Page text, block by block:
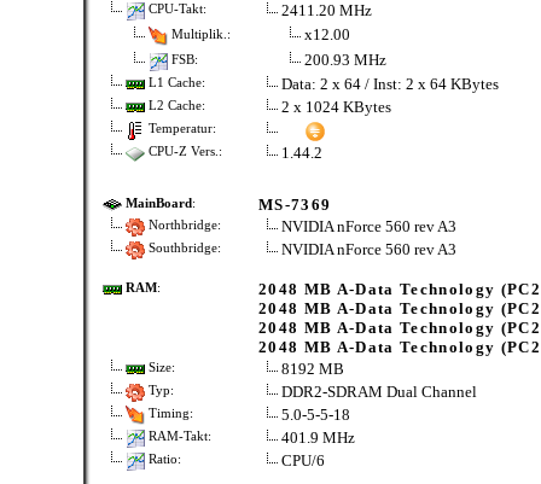
CPU-Takt: 2411.20 MHz
Multiplik.: x12.00
FSB: 200.93 MHz
L1 Cache: Data: 2 x 64 / Inst: 2 x 64 KBytes
L2 Cache: 2 x 1024 KBytes
Temperatur:
CPU-Z Vers.:
1.44.2
MainBoard: MS-7369
Northbridge: NVIDIA nForce 560 rev A3
Southbridge: NVIDIA nForce 560 rev A3
RAM:
2048 MB A-Data Technology
2048 MB A-Data Technology
2048 MB A-Data Technology
2048 MB A-Data Technology
Size: 8192 MB
Typ: DDR2-SDRAM Dual Channel
Timing: 5.0-5-5-18
RAM-Takt: 401.9 MHz
Ratio: CPU/6